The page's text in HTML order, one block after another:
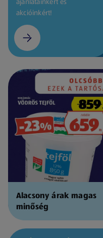
akcióinkért!
Alacsony árak magas
minőség